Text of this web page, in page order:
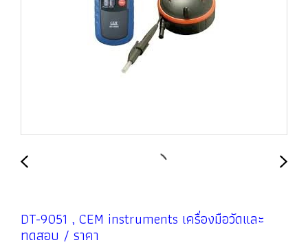
DT-9051 , CEM instruments เครื่องมือวัดและ
ทดสอบ / ราคา